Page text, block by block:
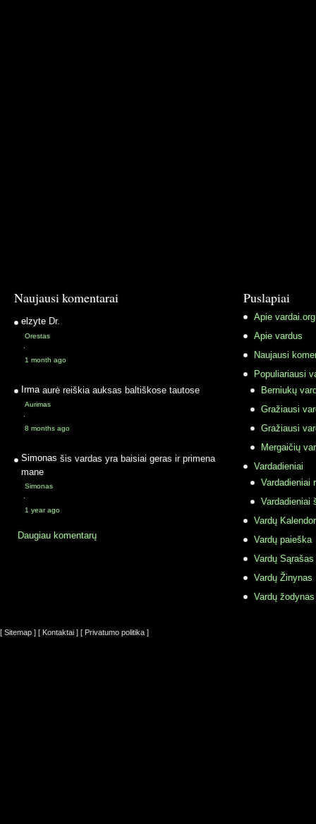
Naujausi komentarai
elzyte Dr.
Orestas
·
1 month ago
Irma aurė reiškia auksas baltiškose tautose
Aurimas
·
8 months ago
Simonas šis vardas yra baisiai geras ir primena
mane
Simonas
·
1 year ago
Daugiau komentarų
Puslapiai
Apie vardai.org
Apie vardus
Naujausi
Populiariausi
Berniukų
Gražiausi
Gražiausi
Mergaičių
Vardadieniai
Vardadieniai
Vardadieniai
Vardų
Vardų paieška
Vardų Sąrašas
Vardų Žinynas
Vardų
[ Sitemap ] [ Kontaktai ] [ Privatumo politika ]